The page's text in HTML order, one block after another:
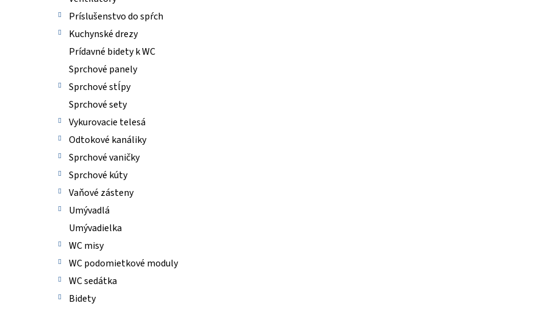
Príslušenstvo do spŕch
Kuchynské drezy
Prídavné bidety k WC
Sprchové panely
Sprchové stĺpy
Sprchové sety
Vykurovacie telesá
Odtokové kanáliky
Sprchové vaničky
Sprchové kúty
Vaňové zásteny
Umývadlá
Umývadielka
WC misy
WC podomietkové moduly
WC sedátka
Bidety